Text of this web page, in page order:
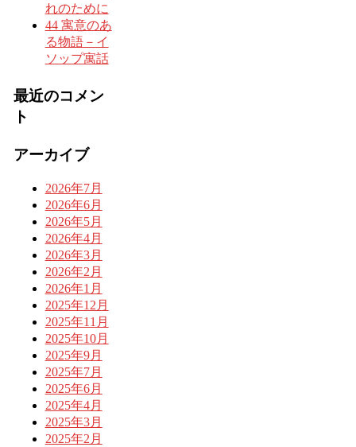
れのために
44 寓意のあ
る物語－イ
ソップ寓話
最近のコメン
ト
アーカイブ
2026年7月
2026年6月
2026年5月
2026年4月
2026年3月
2026年2月
2026年1月
2025年12月
2025年11月
2025年10月
2025年9月
2025年7月
2025年6月
2025年4月
2025年3月
2025年2月